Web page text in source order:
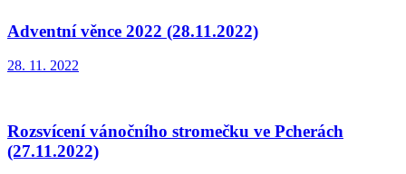
Adventní věnce 2022 (28.11.2022)
28. 11. 2022
Rozsvícení vánočního stromečku ve Pcherách
(27.11.2022)